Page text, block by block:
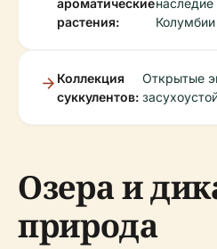
ароматические
растения:
наследие
Коллекция
суккулентов:
Открытые
Озера и
природа